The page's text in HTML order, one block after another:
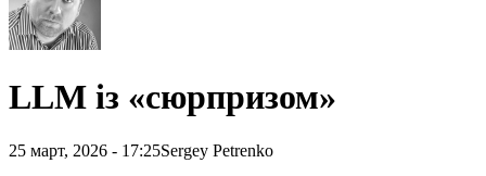
LLM із «сюрпризом»
25 март, 2026 - 17:25Sergey Petrenko